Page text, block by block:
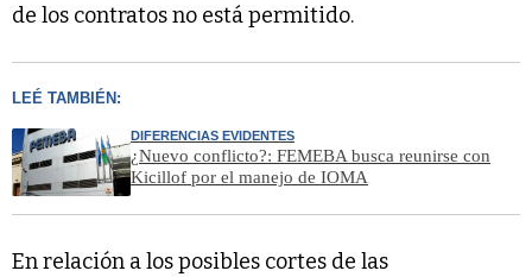
de los contratos no está permitido.
LEÉ TAMBIÉN:
DIFERENCIAS EVIDENTES
¿Nuevo conflicto?: FEMEBA busca reunirse con
Kicillof por el manejo de IOMA
En relación a los posibles cortes de las